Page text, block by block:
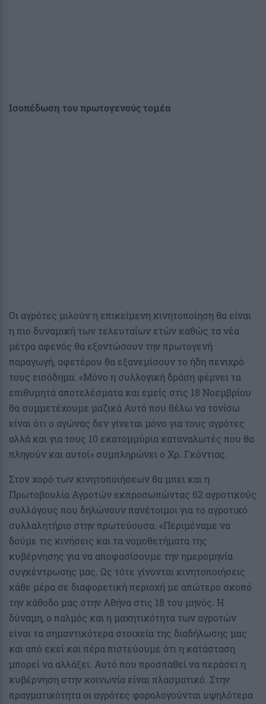
Ισοπέδωση του πρωτογενούς τομέα
Οι αγρότες μιλούν η επικείμενη κινητοποίηση θα είναι
η πιο δυναμική των τελευταίων ετών καθώς τα νέα
μέτρα αφενός θα εξοντώσουν την πρωτογενή
παραγωγή, αφετέρου θα εξανεμίσουν το ήδη πενιχρό
τους εισόδημα. «Μόνο η συλλογική δράση φέρνει τα
επιθυμητά αποτελέσματα και εμείς στις 18 Νοεμβρίου
θα συμμετέχουμε μαζικά Αυτό που θέλω να τονίσω
είναι ότι ο αγώνας δεν γίνεται μόνο για τους αγρότες
αλλά και για τους 10 εκατομμύρια καταναλωτές που θα
πληγούν και αυτοί» συμπληρώνει ο Χρ. Γκόντιας.
Στον χορό των κινητοποιήσεων θα μπει και η
Πρωτοβουλία Αγροτών εκπροσωπώντας 62 αγροτικούς
συλλόγους που δηλώνουν πανέτοιμοι για το αγροτικό
συλλαλητήριο στην πρωτεύουσα. «Περιμέναμε να
δούμε τις κινήσεις και τα νομοθετήματα της
κυβέρνησης για να αποφασίσουμε την ημερομηνία
συγκέντρωσης μας. Ως τότε γίνονται κινητοποιήσεις
κάθε μέρα σε διαφορετική περιοχή με απώτερο σκοπό
την κάθοδο μας στην Αθήνα στις 18 του μηνός. Η
δύναμη, ο παλμός και η μαχητικότητα των αγροτών
είναι τα σημαντικότερα στοιχεία της διαδήλωσης μας
και από εκεί και πέρα πιστεύουμε ότι η κατάσταση
μπορεί να αλλάξει. Αυτό που προσπαθεί να περάσει η
κυβέρνηση στην κοινωνία είναι πλασματικό. Στην
πραγματικότητα οι αγρότες φορολογούνται υψηλότερα